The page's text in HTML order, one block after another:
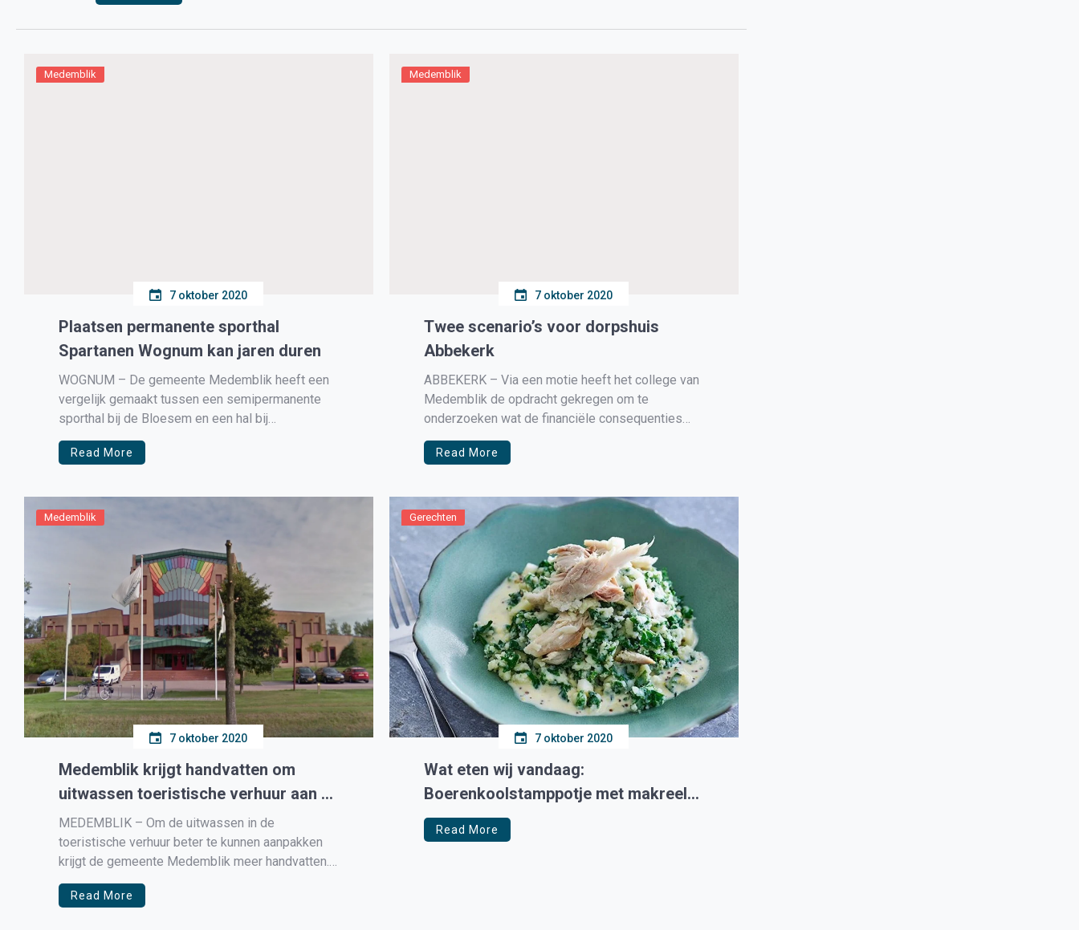
Medemblik
7 oktober 2020
Plaatsen permanente sporthal
Spartanen Wognum kan jaren duren
WOGNUM – De gemeente Medemblik heeft een
vergelijk gemaakt tussen een semipermanente
sporthal bij de Bloesem en een hal bij
sportvereniging Spartanen die gebaseerd is op
de plannen van Spartanen.. De gemeente schrijft
Spartanen dat hiervoor het bestemmingsplan
moet worden gewijzigd wat […]
Read More
Medemblik
7 oktober 2020
Twee scenario’s voor dorpshuis
Abbekerk
ABBEKERK – Via een motie heeft het college van
Medemblik de opdracht gekregen om te
onderzoeken wat de financiële consequenties
zijn als de school geen onderdeel meer gaat
uitmaken van de nieuwe MFA in Abbekerk. De
vanwege de financiële omstandigheden waar
Medemblik, […]
Read More
Medemblik
7 oktober 2020
Medemblik krijgt handvatten om
uitwassen toeristische verhuur aan te
pakken
MEDEMBLIK – Om de uitwassen in de
toeristische verhuur beter te kunnen aanpakken
krijgt de gemeente Medemblik meer handvatten.
De Tweede en Eerste Kamer hebben een
wetsvoorstel aangenomen die gemeenten in
Read More
Gerechten
7 oktober 2020
Wat eten wij vandaag:
Boerenkoolstamppotje met makreel
en appel
Read More